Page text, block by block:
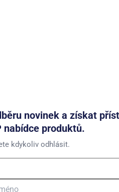
novinek a získat
nabídce produktů.
kdykoliv odhlásit.